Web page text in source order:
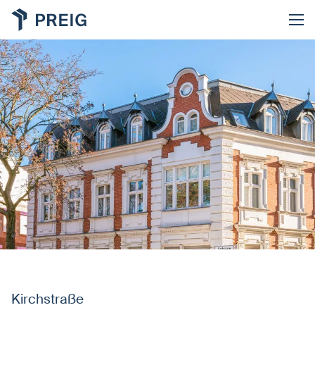
Kirchstraße